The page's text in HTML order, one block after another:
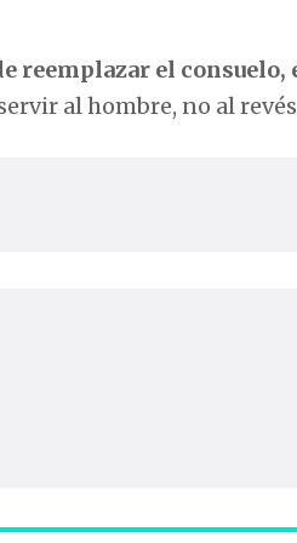
reemplazar el consuelo,
al hombre, no al